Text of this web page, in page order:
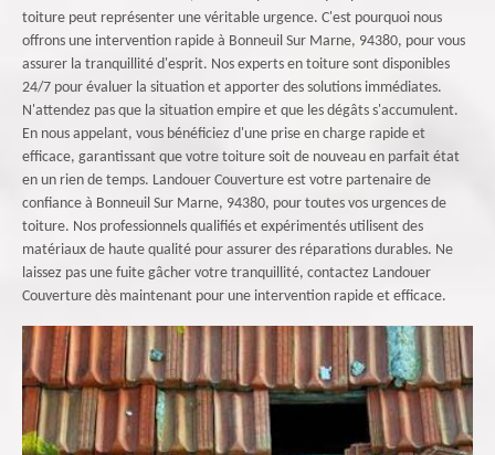
toiture peut représenter une véritable urgence. C'est pourquoi nous
offrons une intervention rapide à Bonneuil Sur Marne, 94380, pour vous
assurer la tranquillité d'esprit. Nos experts en toiture sont disponibles
24/7 pour évaluer la situation et apporter des solutions immédiates.
N'attendez pas que la situation empire et que les dégâts s'accumulent.
En nous appelant, vous bénéficiez d'une prise en charge rapide et
efficace, garantissant que votre toiture soit de nouveau en parfait état
en un rien de temps. Landouer Couverture est votre partenaire de
confiance à Bonneuil Sur Marne, 94380, pour toutes vos urgences de
toiture. Nos professionnels qualifiés et expérimentés utilisent des
matériaux de haute qualité pour assurer des réparations durables. Ne
laissez pas une fuite gâcher votre tranquillité, contactez Landouer
Couverture dès maintenant pour une intervention rapide et efficace.